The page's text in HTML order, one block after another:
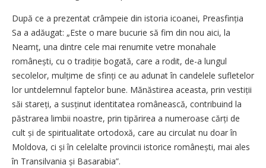
După ce a prezentat crâmpeie din istoria icoanei, Preasfinția
Sa a adăugat: „Este o mare bucurie să fim din nou aici, la
Neamț, una dintre cele mai renumite vetre monahale
românești, cu o tradiție bogată, care a rodit, de-a lungul
secolelor, mulțime de sfinți ce au adunat în candelele sufletelor
lor untdelemnul faptelor bune. Mănăstirea aceasta, prin vestiții
săi stareți, a susținut identitatea românească, contribuind la
păstrarea limbii noastre, prin tipărirea a numeroase cărți de
cult și de spiritualitate ortodoxă, care au circulat nu doar în
Moldova, ci și în celelalte provincii istorice românești, mai ales
în Transilvania și Basarabia”.